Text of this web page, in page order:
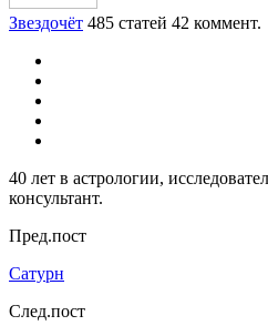
Звездочёт 485 статей 42 коммент.
40 лет в астрологии,
консультант.
Пред.пост
Сатурн
След.пост